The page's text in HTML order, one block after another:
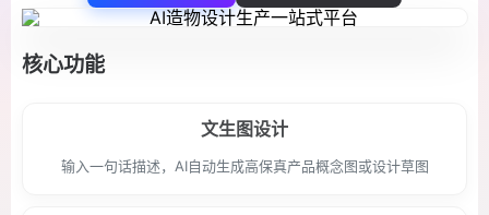
核心功能
文生图设计
输入一句话描述，AI自动生成高保真产品概念图或设计草图